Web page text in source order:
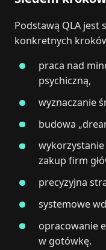
Podstawą QLA jest
konkretnych
praca nad
psychiczną,
wyznaczanie
budowa
zakup firm
precyzyjna
systemowe
opracowanie
w gotówkę.